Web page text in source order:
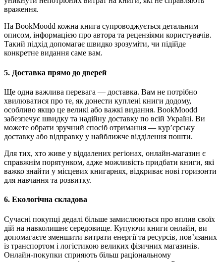
враження.
На BookMoodd кожна книга супроводжується детальним
описом, інформацією про автора та рецензіями користувачів.
Такий підхід допомагає швидко зрозуміти, чи підійде
конкретне видання саме вам.
5. Доставка прямо до дверей
Ще одна важлива перевага — доставка. Вам не потрібно
хвилюватися про те, як донести куплені книги додому,
особливо якщо це великі або важкі видання. BookMoodd
забезпечує швидку та надійну доставку по всій Україні. Ви
можете обрати зручний спосіб отримання — кур’єрську
доставку або відправку у найближче відділення пошти.
Для тих, хто живе у віддалених регіонах, онлайн-магазин є
справжнім порятунком, адже можливість придбати книги, які
важко знайти у місцевих книгарнях, відкриває нові горизонти
для навчання та розвитку.
6. Екологічна складова
Сучасні покупці дедалі більше замислюються про вплив своїх
дій на навколишнє середовище. Купуючи книги онлайн, ви
допомагаєте зменшити витрати енергії та ресурсів, пов’язаних
із транспортом і логістикою великих фізичних магазинів.
Онлайн-покупки сприяють більш раціональному